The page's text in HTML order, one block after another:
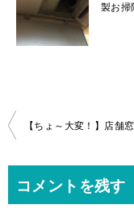
製お掃
投
ビ
コメントを残す